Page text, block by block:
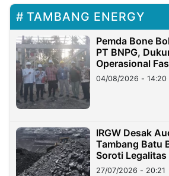
TAMBANG ENERGY
Pemda Bone
PT BNPG,
Operasional
04/08/2026 - 14:20
IRGW Desak
Tambang Batu
Soroti Legalitas
Stockpile
27/07/2026 - 20:21